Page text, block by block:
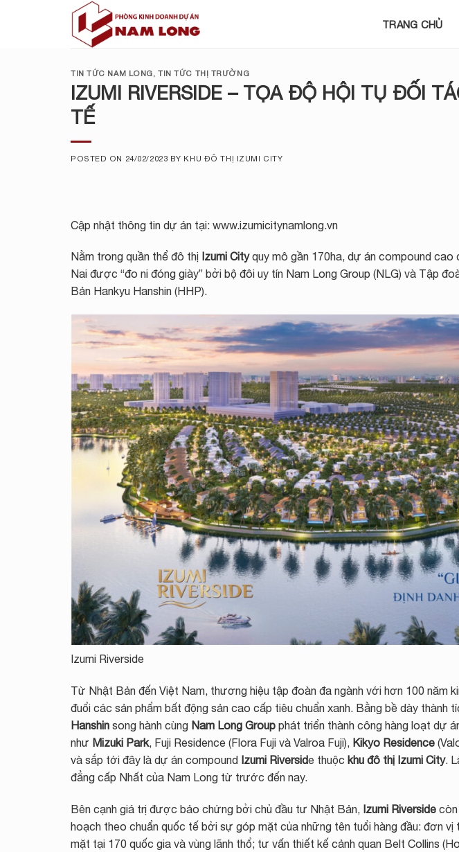
TRANG CHỦ
TIN TỨC NAM LONG,TIN TỨC THỊ TRƯỜNG
IZUMI RIVERSIDE – TỌA ĐỘ HỘI TỤ ĐỐI
TẾ
POSTED ON 24/02/2023 BY KHU ĐÔ THỊ IZUMI CITY
Cập nhật thông tin dự án tại: www.izumicitynamlong.vn
Nằm trong quần thể đô thị Izumi Cityquy mô gần 170ha, dự án compound cao
Nai được “đo ni đóng giày” bởi bộ đôi uy tín Nam Long Group (NLG) và Tập
Bản Hankyu Hanshin (HHP).
Izumi Riverside
Từ Nhật Bản đến Việt Nam, thương hiệu tập đoàn đa ngành với hơn 100 năm
đuổi các sản phẩm bất động sản cao cấp tiêu chuẩn xanh. Bằng bề dày thành
Hanshin song hành cùng Nam Long Group phát triển thành công hàng loạt dự
như Mizuki Park, Fuji Residence (Flora Fuji và Valroa Fuji), Kikyo Residence
và sắp tới đây là dự án compound Izumi Riverside thuộc khu đô thị Izumi City.
đẳng cấp Nhất của Nam Long từ trước đến nay.
Bên cạnh giá trị được bảo chứng bởi chủ đầu tư Nhật Bản, Izumi Riverside
hoạch theo chuẩn quốc tế bởi sự góp mặt của những tên tuổi hàng đầu: đơn vị
mặt tại 170 quốc gia và vùng lãnh thổ; tư vấn thiết kế cảnh quan Belt Collins